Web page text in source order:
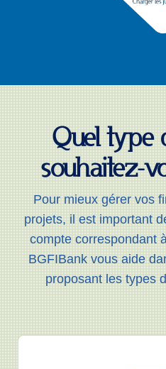
Quel type
souhaitez-
Pour mieux gérer vos
projets, il est important
compte correspondant
BGFIBank vous aide
proposant les types